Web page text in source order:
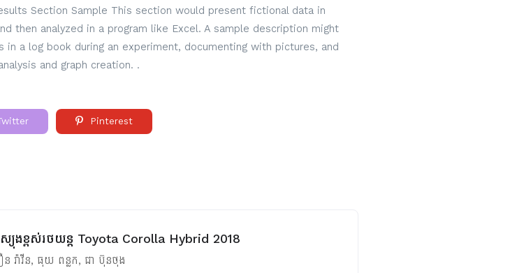
Section Sample This section would present fictional data in
then analyzed in a program like Excel. A sample description might
in a log book during an experiment, documenting with pictures, and
and graph creation. .
Pinterest
ស្យុងខ្ពស់រថយន្ត Toyota Corolla Hybrid 2018
រ៉ាវីន, ធុយ​ ពន្លក, ជា ប៊ុនថុង